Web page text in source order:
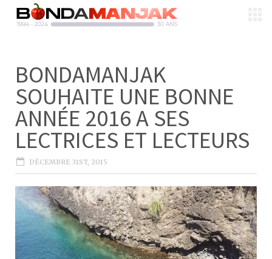
BONDAMANJAK
SOUHAITE UNE BONNE
ANNÉE 2016 A SES
LECTRICES ET LECTEURS
DÉCEMBRE 31ST, 2015